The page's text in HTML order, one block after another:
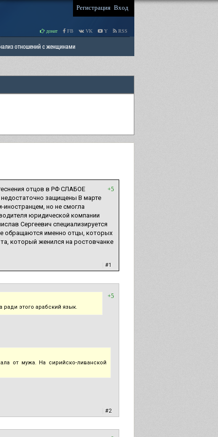
Регистрация Вход
донат FB VK Y RSS
отношений с женщинами
+5
отцов в РФ СЛАБОЕ
защищены В марте
но не смогла
юридической компании
Сергеевич специализируется
обращаются именно отцы, которых
который женился на ростовчанке
#1
+5
этого арабский язык.
от мужа. На сирийско-ливанской
#2